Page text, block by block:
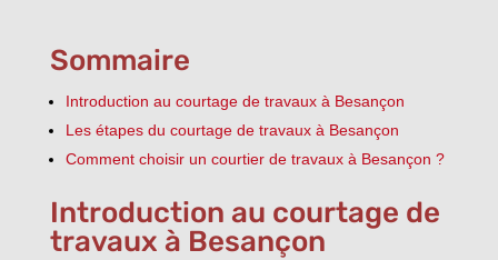
Sommaire
Introduction au courtage de travaux à Besançon
Les étapes du courtage de travaux à Besançon
Comment choisir un courtier de travaux à Besançon ?
Introduction au courtage de
travaux à Besançon